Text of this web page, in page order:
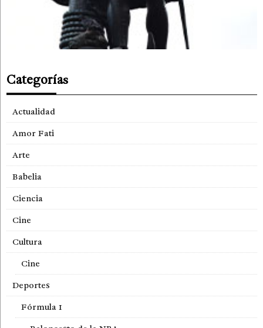
Categorías
Actualidad
Amor Fati
Arte
Babelia
Ciencia
Cine
Cultura
Cine
Deportes
Fórmula 1